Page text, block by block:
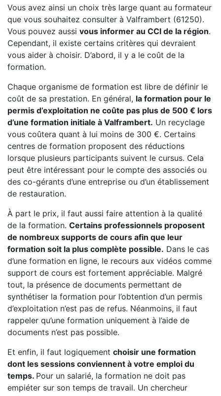
Vous avez ainsi un choix très large quant au formateur
que vous souhaitez consulter à Valframbert (61250).
Vous pouvez aussi vous informer au CCI de la région.
Cependant, il existe certains critères qui devraient
vous aider à choisir. D’abord, il y a le coût de la
formation.
Chaque organisme de formation est libre de définir le
coût de sa prestation. En général, la formation pour le
permis d’exploitation ne coûte pas plus de 500 € lors
d’une formation initiale à Valframbert. Un recyclage
vous coûtera quant à lui moins de 300 €. Certains
centres de formation proposent des réductions
lorsque plusieurs participants suivent le cursus. Cela
peut être intéressant pour le compte des associés ou
des co-gérants d’une entreprise ou d’un établissement
de restauration.
À part le prix, il faut aussi faire attention à la qualité
de la formation. Certains professionnels proposent
de nombreux supports de cours afin que leur
formation soit la plus complète possible. Dans le cas
d’une formation en ligne, le recours aux vidéos comme
support de cours est fortement appréciable. Malgré
tout, la présence de documents permettant de
synthétiser la formation pour l’obtention d’un permis
d’exploitation n’est pas de refus. Néanmoins, il faut
rappeler qu’une formation uniquement à l’aide de
documents n’est pas possible.
Et enfin, il faut logiquement choisir une formation
dont les sessions conviennent à votre emploi du
temps. Pour un salarié, la formation ne doit pas
empiéter sur son temps de travail. Un chercheur